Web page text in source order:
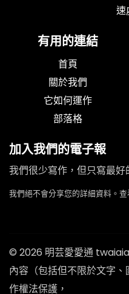
速
有用的連結
首頁
關於我們
它如何運作
部落格
加入我們的電子報
我們很少寫作，但只寫最好
我們絕不會分享您的詳細資料。查
© 2026 明芸愛愛通
內容（包括但不限於文字
作權法保護，